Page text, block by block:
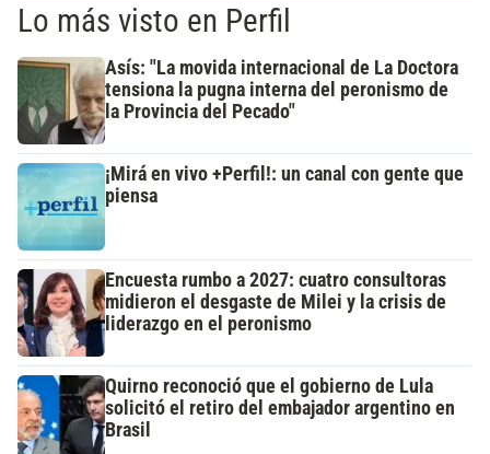
Lo más visto en Perfil
Asís: "La movida internacional de La Doctora
tensiona la pugna interna del peronismo de
la Provincia del Pecado"
¡Mirá en vivo +Perfil!: un canal con gente que
piensa
Encuesta rumbo a 2027: cuatro consultoras
midieron el desgaste de Milei y la crisis de
liderazgo en el peronismo
Quirno reconoció que el gobierno de Lula
solicitó el retiro del embajador argentino en
Brasil